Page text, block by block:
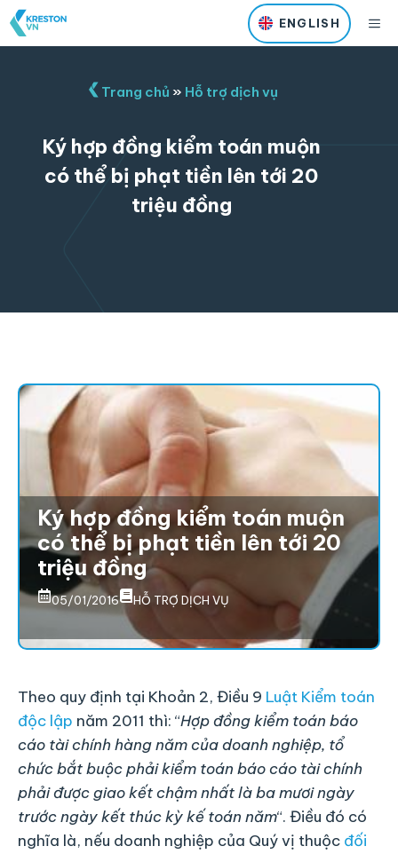
Skip
to
ENGLISH
Trang chủ » Hỗ trợ dịch vụ
Ký hợp đồng kiểm toán muộn
có thể bị phạt tiền lên tới 20
triệu đồng
Ký hợp đồng kiểm toán muộn
có thể bị phạt tiền lên tới 20
triệu đồng
05/01/2016 HỖ TRỢ DỊCH VỤ
Theo quy định tại Khoản 2, Điều 9 Luật Kiểm toán
độc lập năm 2011 thì: “Hợp đồng kiểm toán báo
cáo tài chính hàng năm của doanh nghiệp, tổ
chức bắt buộc phải kiểm toán báo cáo tài chính
phải được giao kết chậm nhất là ba mươi ngày
trước ngày kết thúc kỳ kế toán năm“. Điều đó có
nghĩa là, nếu doanh nghiệp của Quý vị thuộc đối